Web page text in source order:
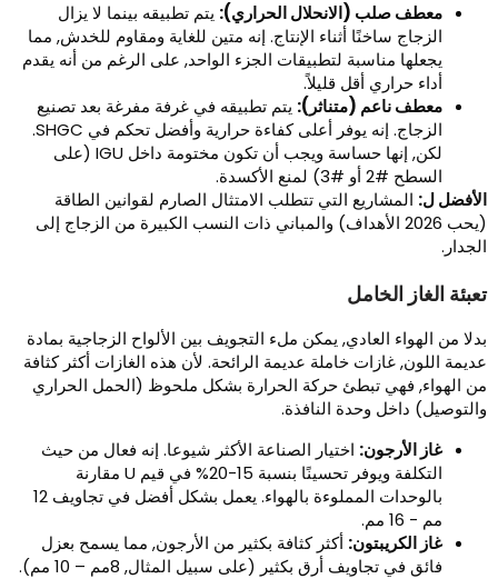
معطف صلب (الانحلال الحراري):يتم تطبيقه بينما لا يزال
الزجاج ساخنًا أثناء الإنتاج. إنه متين للغاية ومقاوم للخدش, مما
يجعلها مناسبة لتطبيقات الجزء الواحد, على الرغم من أنه يقدم
أداء حراري أقل قليلاً.
معطف ناعم (متناثر): يتم تطبيقه في غرفة مفرغة بعد تصنيع
الزجاج. إنه يوفر أعلى كفاءة حرارية وأفضل تحكم في SHGC.
لكن, إنها حساسة ويجب أن تكون مختومة داخل IGU (على
السطح #2 أو #3) لمنع الأكسدة.
ل:المشاريع التي تتطلب الامتثال الصارم لقوانين الطاقة
(يحب 2026 الأهداف) والمباني ذات النسب الكبيرة من الزجاج إلى
الغاز الخامل
من الهواء العادي, يمكن ملء التجويف بين الألواح الزجاجية بمادة
اللون, غازات خاملة عديمة الرائحة. لأن هذه الغازات أكثر كثافة
الهواء, فهي تبطئ حركة الحرارة بشكل ملحوظ (الحمل الحراري
داخل وحدة النافذة.
غاز الأرجون:اختيار الصناعة الأكثر شيوعا. إنه فعال من حيث
التكلفة ويوفر تحسينًا بنسبة 15-20% في قيم U مقارنة
بالوحدات المملوءة بالهواء. يعمل بشكل أفضل في تجاويف 12
مم - 16 مم.
غاز الكريبتون:أكثر كثافة بكثير من الأرجون, مما يسمح بعزل
فائق في تجاويف أرق بكثير (على سبيل المثال, 8مم – 10 مم).